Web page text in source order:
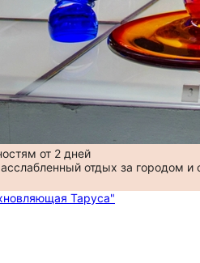
от 2 дней
отдых за городом